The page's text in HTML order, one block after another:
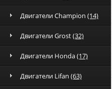
Двигатели Champion (14)
Двигатели Grost(32)
Двигатели Honda(17)
Двигатели Lifan (63)